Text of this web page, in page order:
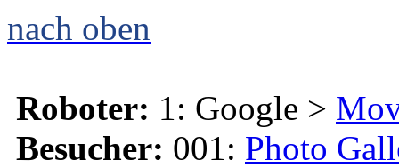
nach oben
Roboter: 1: Google >
Besucher: 001: Photo